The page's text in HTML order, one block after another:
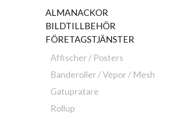
ALMANACKOR
BILDTILLBEHÖR
FÖRETAGSTJÄNSTER
Affischer / Posters
Banderoller / Vepor / Mesh
Gatupratare
Rollup